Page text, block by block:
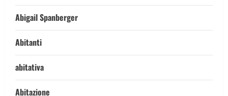
Abigail Spanberger
Abitanti
abitativa
Abitazione